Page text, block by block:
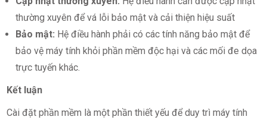
thường xuyên để vá lỗi bảo mật và cải thiện hiệu suất
Bảo mật: Hệ điều hành phải có các tính năng bảo mật để
bảo vệ máy tính khỏi phần mềm độc hại và các mối đe dọa
trực tuyến khác.
Kết luận
Cài đặt phần mềm là một phần thiết yếu để duy trì máy tính